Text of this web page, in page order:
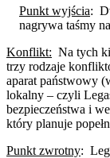
Punkt wyjścia:
nagrywa taśmy
Konflikt: Na tych
trzy rodzaje
aparat państwowy
lokalny – czyli
bezpieczeństwa i
który planuje
Punkt zwrotny: